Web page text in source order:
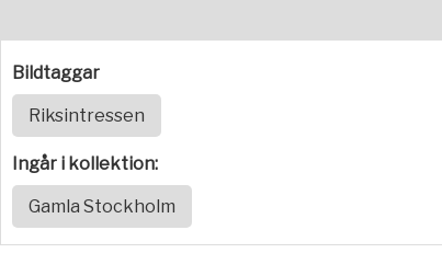
Bildtaggar
Riksintressen
Ingår i kollektion:
Gamla Stockholm